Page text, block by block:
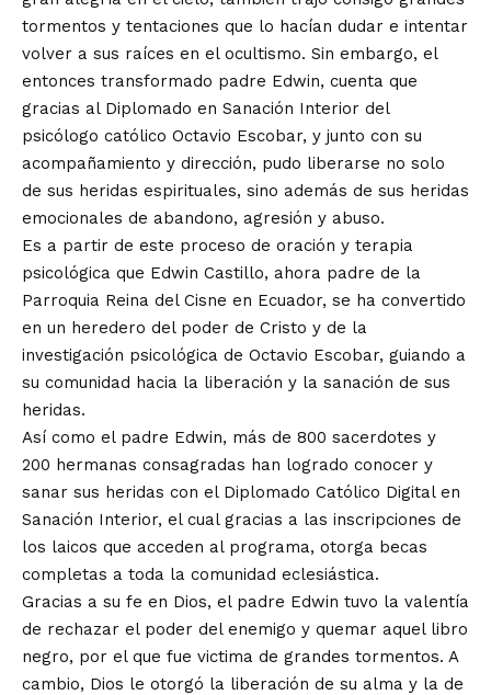
tormentos y tentaciones que lo hacían dudar e intentar
volver a sus raíces en el ocultismo. Sin embargo, el
entonces transformado padre Edwin, cuenta que
gracias al Diplomado en Sanación Interior del
psicólogo católico Octavio Escobar, y junto con su
acompañamiento y dirección, pudo liberarse no solo
de sus heridas espirituales, sino además de sus heridas
emocionales de abandono, agresión y abuso.
Es a partir de este proceso de oración y terapia
psicológica que Edwin Castillo, ahora padre de la
Parroquia Reina del Cisne en Ecuador, se ha convertido
en un heredero del poder de Cristo y de la
investigación psicológica de Octavio Escobar, guiando a
su comunidad hacia la liberación y la sanación de sus
heridas.
Así como el padre Edwin, más de 800 sacerdotes y
200 hermanas consagradas han logrado conocer y
sanar sus heridas con el Diplomado Católico Digital en
Sanación Interior, el cual gracias a las inscripciones de
los laicos que acceden al programa, otorga becas
completas a toda la comunidad eclesiástica.
Gracias a su fe en Dios, el padre Edwin tuvo la valentía
de rechazar el poder del enemigo y quemar aquel libro
negro, por el que fue victima de grandes tormentos. A
cambio, Dios le otorgó la liberación de su alma y la de